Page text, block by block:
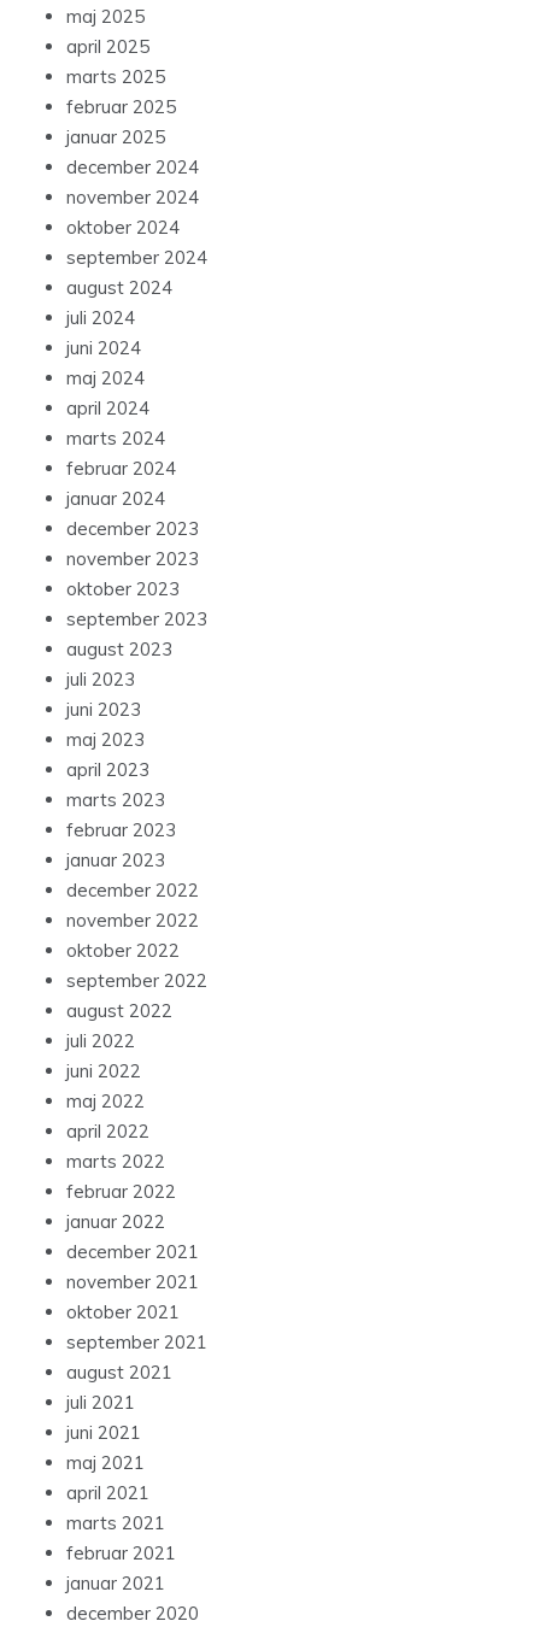
maj 2025
april 2025
marts 2025
februar 2025
januar 2025
december 2024
november 2024
oktober 2024
september 2024
august 2024
juli 2024
juni 2024
maj 2024
april 2024
marts 2024
februar 2024
januar 2024
december 2023
november 2023
oktober 2023
september 2023
august 2023
juli 2023
juni 2023
maj 2023
april 2023
marts 2023
februar 2023
januar 2023
december 2022
november 2022
oktober 2022
september 2022
august 2022
juli 2022
juni 2022
maj 2022
april 2022
marts 2022
februar 2022
januar 2022
december 2021
november 2021
oktober 2021
september 2021
august 2021
juli 2021
juni 2021
maj 2021
april 2021
marts 2021
februar 2021
januar 2021
december 2020